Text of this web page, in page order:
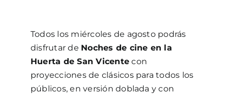
Todos los miércoles de agosto podrás
disfrutar de Noches de cine en la
Huerta de San Vicente con
proyecciones de clásicos para todos los
públicos, en versión doblada y con